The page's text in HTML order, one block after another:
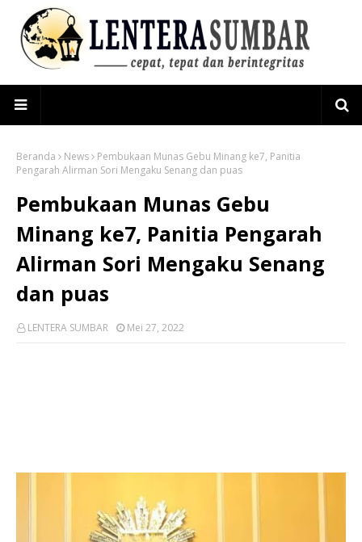
Beranda News
Pembukaan Munas Gebu Minang ke7, Panitia
Pengarah Alirman Sori Mengaku Senang dan puas
Pembukaan Munas Gebu
Minang ke7, Panitia Pengarah
Alirman Sori Mengaku Senang
dan puas
LENTERA SUMBAR Mei 27, 2022